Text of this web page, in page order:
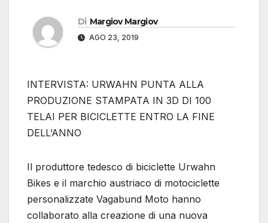
Di Margiov Margiov
AGO 23, 2019
INTERVISTA: URWAHN PUNTA ALLA
PRODUZIONE STAMPATA IN 3D DI 100
TELAI PER BICICLETTE ENTRO LA FINE
DELL’ANNO
Il produttore tedesco di biciclette Urwahn
Bikes e il marchio austriaco di motociclette
personalizzate Vagabund Moto hanno
collaborato alla creazione di una nuova